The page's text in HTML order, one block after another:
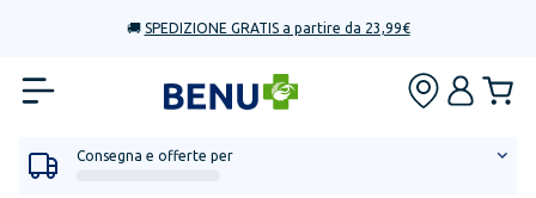
🚚 SPEDIZIONE GRATIS a partire da 23,99€
Consegna e offerte per